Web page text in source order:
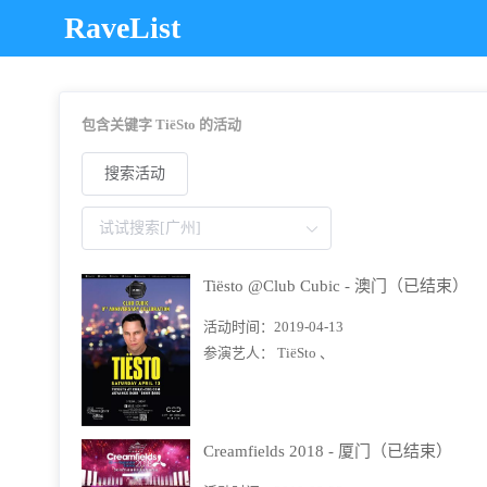
RaveList
包含关键字 TiëSto 的活动
搜索活动
Tiësto @Club Cubic - 澳门（已结束）
活动时间： 2019-04-13
参演艺人： TiëSto 、
Creamfields 2018 - 厦门（已结束）